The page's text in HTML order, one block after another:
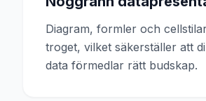
Diagram, formler och
troget, vilket säkerställer att
data förmedlar rätt budskap.